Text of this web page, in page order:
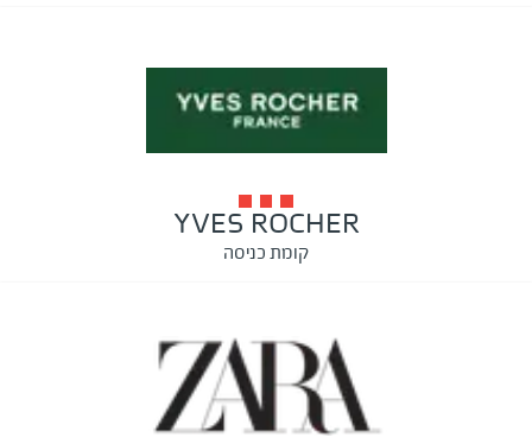
YVES ROCHER
קומת כניסה